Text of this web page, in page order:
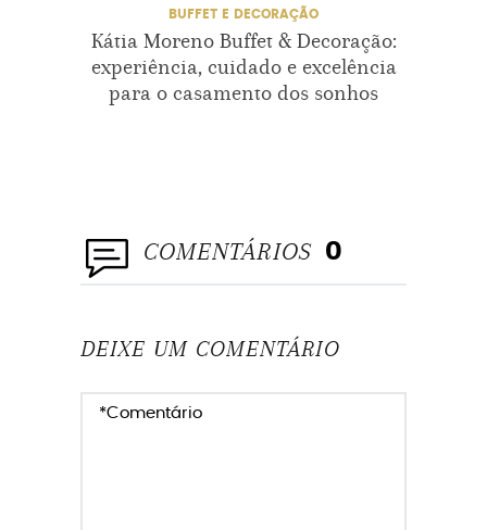
BUFFET E DECORAÇÃO
Kátia Moreno Buffet & Decoração:
experiência, cuidado e excelência
para o casamento dos sonhos
COMENTÁRIOS 0
DEIXE UM COMENTÁRIO